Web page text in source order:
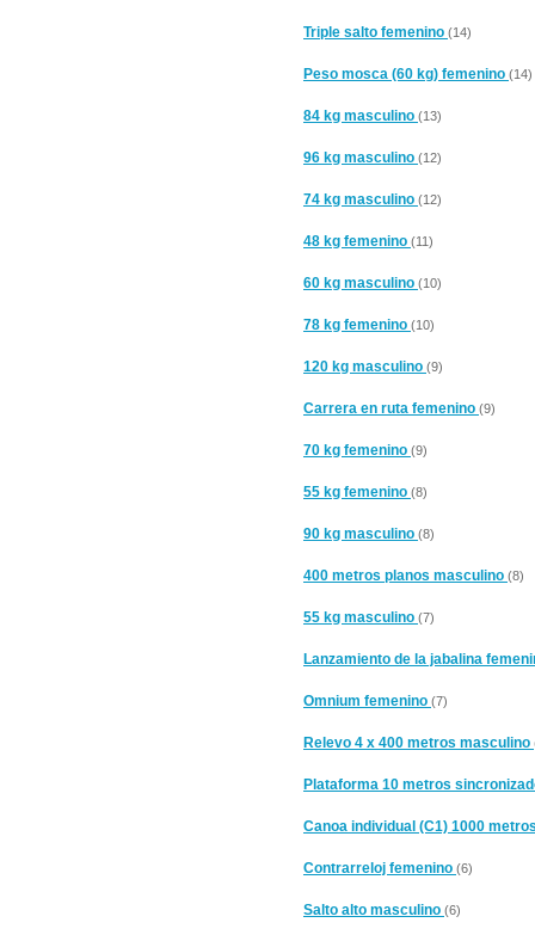
Triple salto femenino (14)
Peso mosca (60 kg) femenino (14)
84 kg masculino (13)
96 kg masculino (12)
74 kg masculino (12)
48 kg femenino (11)
60 kg masculino (10)
78 kg femenino (10)
120 kg masculino (9)
Carrera en ruta femenino (9)
70 kg femenino (9)
55 kg femenino (8)
90 kg masculino (8)
400 metros planos masculino (8)
55 kg masculino (7)
Lanzamiento de la jabalina
Omnium femenino (7)
Relevo 4 x 400 metros masculino
Plataforma 10 metros
Canoa individual (C1) 1000
Contrarreloj femenino (6)
Salto alto masculino (6)